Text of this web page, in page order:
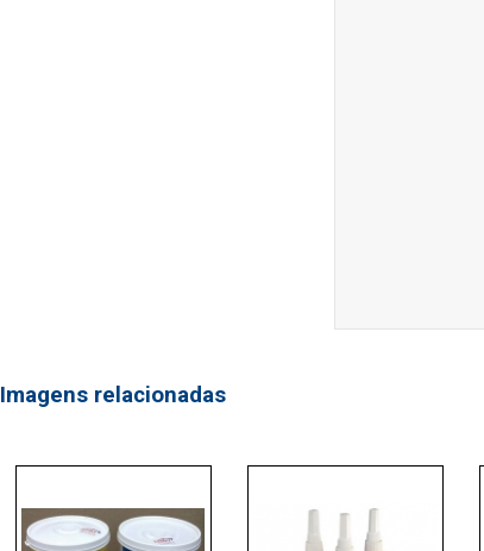
Imagens relacionadas